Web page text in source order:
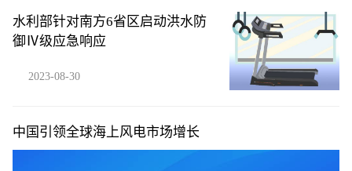
水利部针对南方6省区启动洪水防
御Ⅳ级应急响应
2023-08-30
中国引领全球海上风电市场增长